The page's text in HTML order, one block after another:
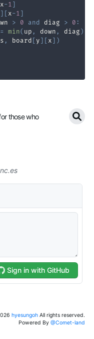
x-1 ]
] [ x-1 ]
> 0 and diag > 0 :
= min( up , down , diag )
, board [ y ] [ x ] )
those who
hyesungoh All rights reserved.
Powered By @Comet-land